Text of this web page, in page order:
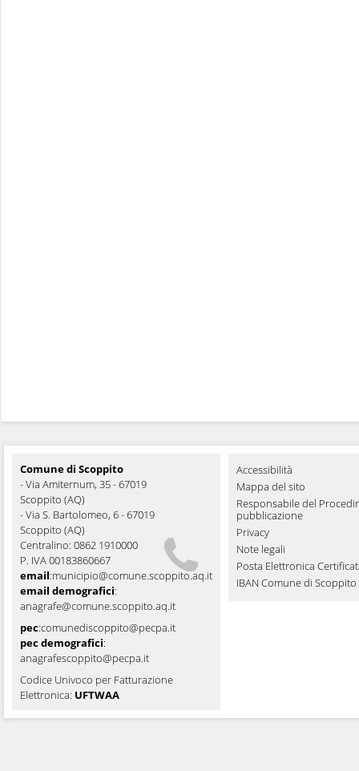
Comune di Scoppito
- Via Amiternum, 35 - 67019
Scoppito (AQ)
- Via S. Bartolomeo, 6 - 67019
Scoppito (AQ)
Centralino: 0862 1910000
P. IVA 00183860667
email:municipio@comune.scoppito.aq.it
email demografici:
anagrafe@comune.scoppito.aq.it
pec:comunediscoppito@pecpa.it
pec demografici:
anagrafescoppito@pecpa.it
Codice Univoco per Fatturazione
Elettronica: UFTWAA
Accessibilità
Mappa del sito
Responsabile del
pubblicazione
Privacy
Note legali
Posta Elettronica
IBAN Comune di Scoppito